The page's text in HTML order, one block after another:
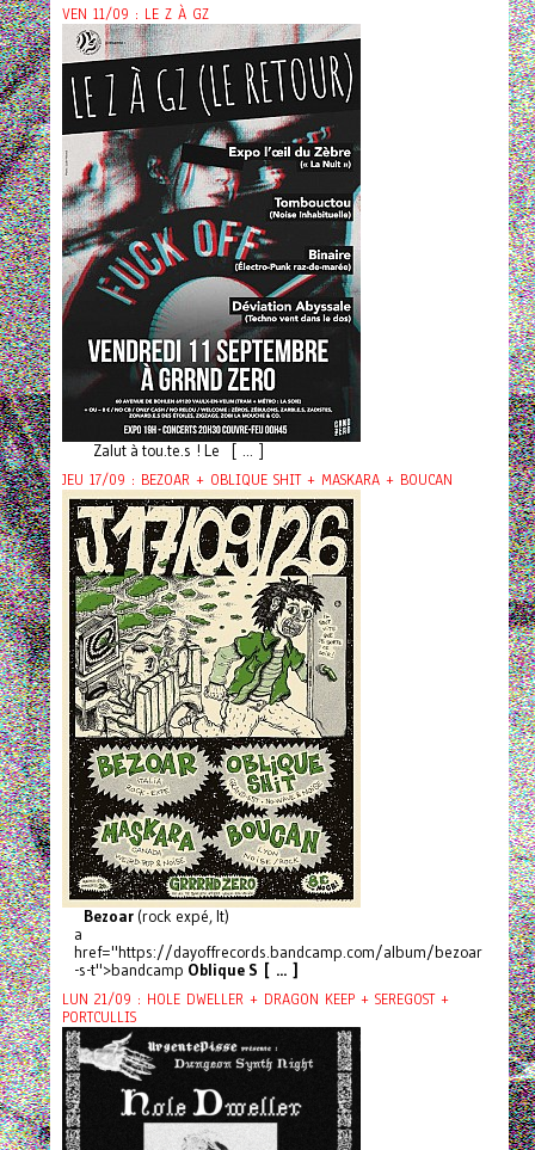
VEN 11/09 : LE Z À GZ
Zalut à tou.te.s ! Le [ ... ]
JEU 17/09 : BEZOAR + OBLIQUE SHIT + MASKARA + BOUCAN
Bezoar(rock expé, It)
a
href="https://dayoffrecords.bandcamp.com/album/bezoar
-s-t">bandcamp Oblique S [ ... ]
LUN 21/09 : HOLE DWELLER + DRAGON KEEP + SEREGOST +
PORTCULLIS